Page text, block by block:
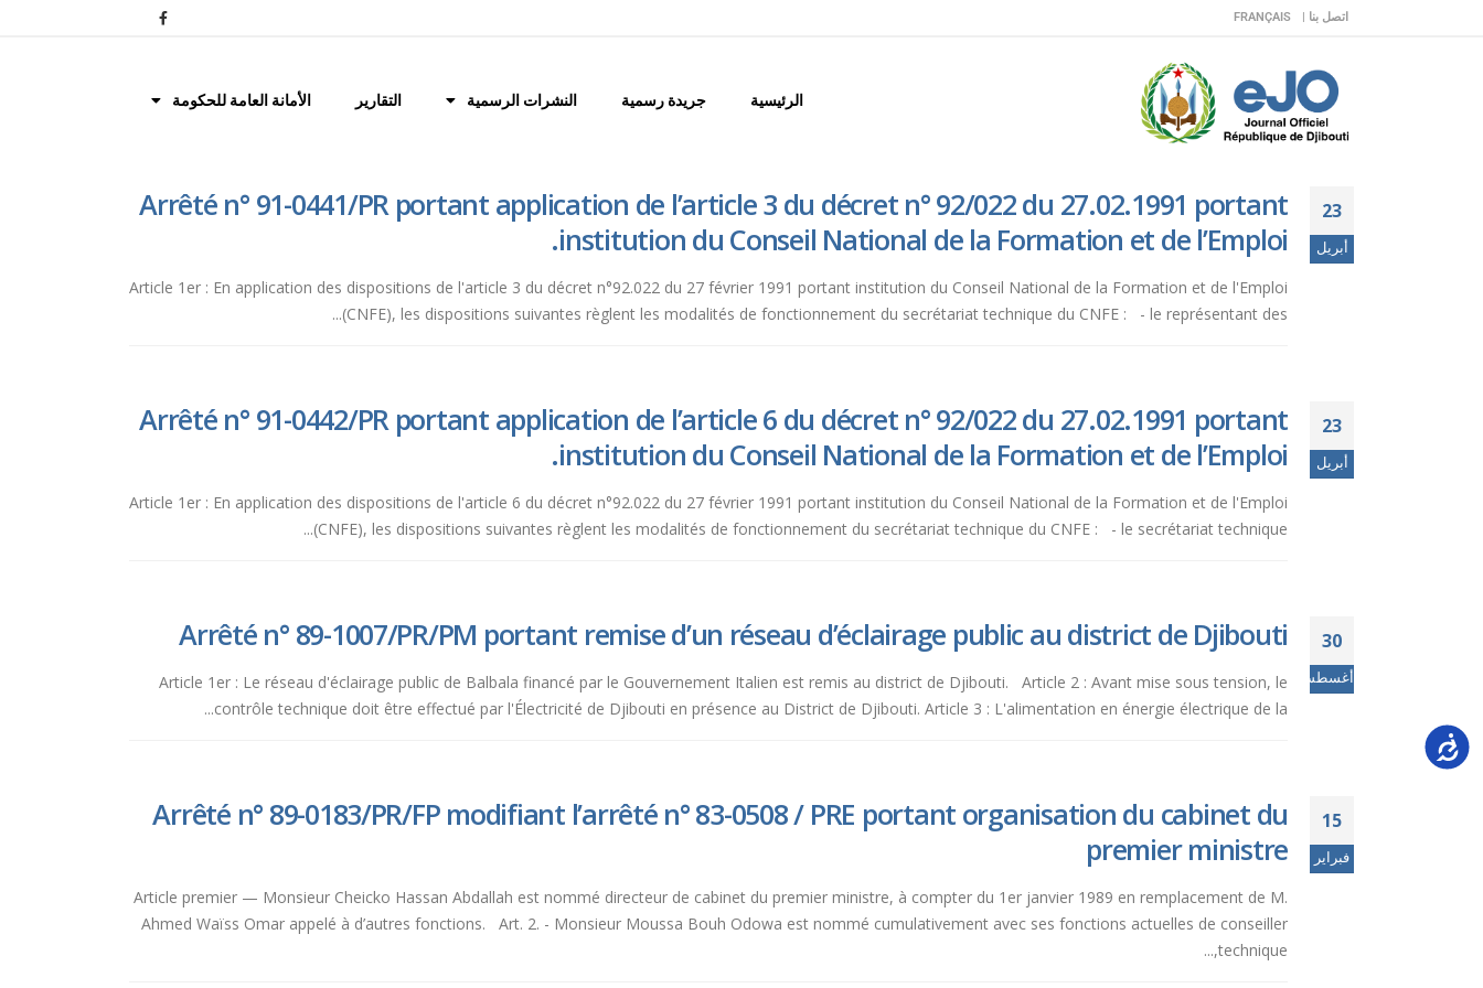
اتصل بنا | FRANÇAIS
الرئيسية جريدة رسمية النشرات الرسمية التقارير الأمانة العامة للحكومة
23
أبريل
Arrêté n° 91-0441/PR portant application de l’article 3 du décret n° 92/022 du 27.02.1991 portant
institution du Conseil National de la Formation et de l’Emploi.
Article 1er : En application des dispositions de l'article 3 du décret n°92.022 du 27 février 1991 portant institution du Conseil National de la Formation et de l'Emploi
(CNFE), les dispositions suivantes règlent les modalités de fonctionnement du secrétariat technique du CNFE : - le représentant des...
23
أبريل
Arrêté n° 91-0442/PR portant application de l’article 6 du décret n° 92/022 du 27.02.1991 portant
institution du Conseil National de la Formation et de l’Emploi.
Article 1er : En application des dispositions de l'article 6 du décret n°92.022 du 27 février 1991 portant institution du Conseil National de la Formation et de l'Emploi
(CNFE), les dispositions suivantes règlent les modalités de fonctionnement du secrétariat technique du CNFE : - le secrétariat technique...
30
أغسطس
Arrêté n° 89-1007/PR/PM portant remise d’un réseau d’éclairage public au district de Djibouti
Article 1er : Le réseau d'éclairage public de Balbala financé par le Gouvernement Italien est remis au district de Djibouti. Article 2 : Avant mise sous tension, le
contrôle technique doit être effectué par l'Électricité de Djibouti en présence au District de Djibouti. Article 3 : L'alimentation en énergie électrique de la...
15
فبراير
Arrêté n° 89-0183/PR/FP modifiant l’arrêté n° 83-0508 / PRE portant organisation du cabinet du
premier ministre
Article premier — Monsieur Cheicko Hassan Abdallah est nommé directeur de cabinet du premier ministre, à compter du 1er janvier 1989 en remplacement de M.
Ahmed Waïss Omar appelé à d’autres fonctions. Art. 2. - Monsieur Moussa Bouh Odowa est nommé cumulativement avec ses fonctions actuelles de conseiller
technique,...